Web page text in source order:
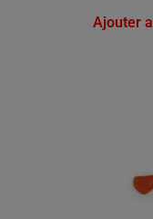
Ajouter